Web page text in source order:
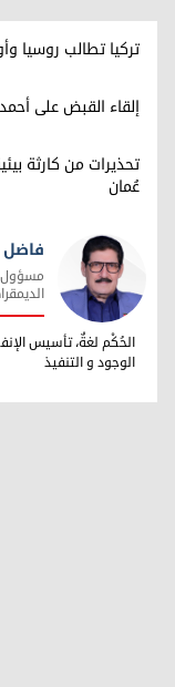
تركيا تطالب روسيا
إلقاء القبض على
تحذيرات من كارثة
عُمان
فاضل ميراني
فاضل
مسؤول
الحُكْم لغةٌ، تأسيس
الوجود و التنفيذ